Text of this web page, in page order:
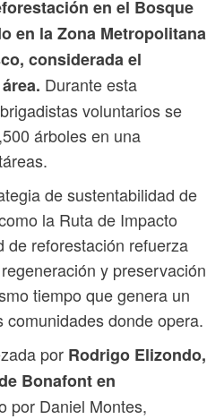
en el Bosque
en la Zona Metropolitana
considerada el
Durante esta
voluntarios se
árboles en una
de sustentabilidad de
la Ruta de Impacto
de reforestación refuerza
y preservación
tiempo que genera un
comunidades donde opera.
por Rodrigo Elizondo,
Bonafont en
por Daniel Montes,